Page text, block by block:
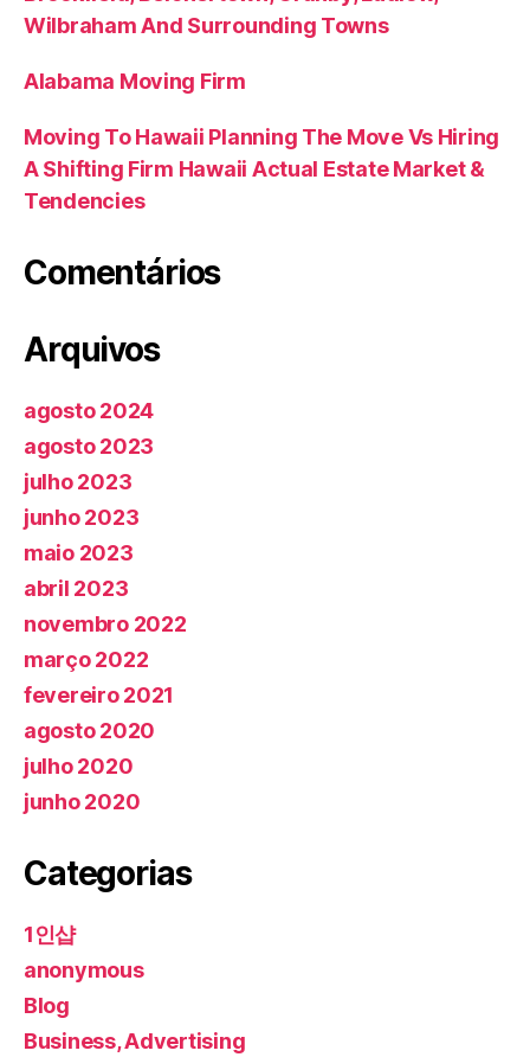
Wilbraham And Surrounding Towns
Alabama Moving Firm
Moving To Hawaii Planning The Move Vs Hiring
A Shifting Firm Hawaii Actual Estate Market &
Tendencies
Comentários
Arquivos
agosto 2024
agosto 2023
julho 2023
junho 2023
maio 2023
abril 2023
novembro 2022
março 2022
fevereiro 2021
agosto 2020
julho 2020
junho 2020
Categorias
1인샵
anonymous
Blog
Business, Advertising